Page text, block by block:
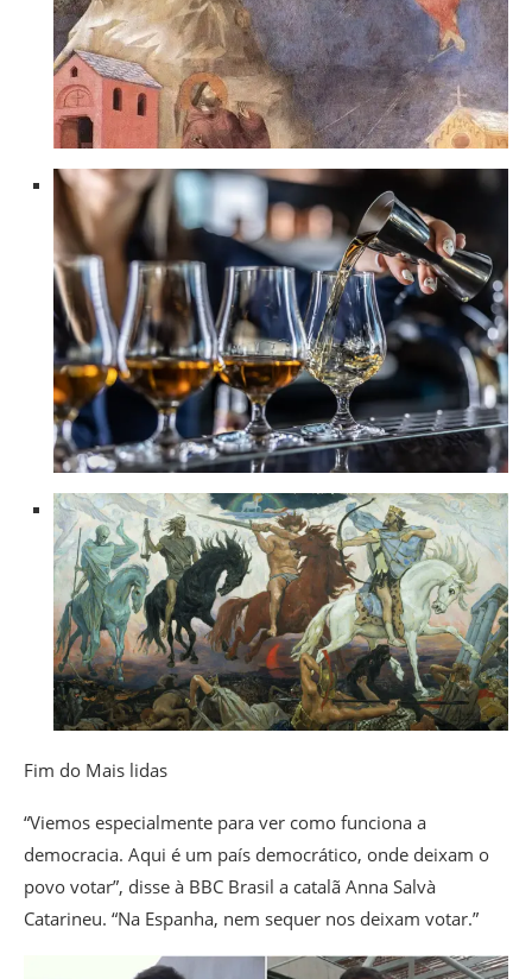
Fim do Mais lidas
“Viemos especialmente para ver como funciona a
democracia. Aqui é um país democrático, onde deixam o
povo votar”, disse à BBC Brasil a catalã Anna Salvà
Catarineu. “Na Espanha, nem sequer nos deixam votar.”